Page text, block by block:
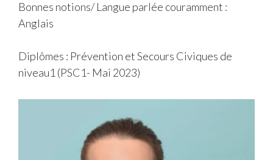
Bonnes notions/ Langue parlée couramment :
Anglais
Diplômes : Prévention et Secours Civiques de
niveau1 (PSC1- Mai 2023)